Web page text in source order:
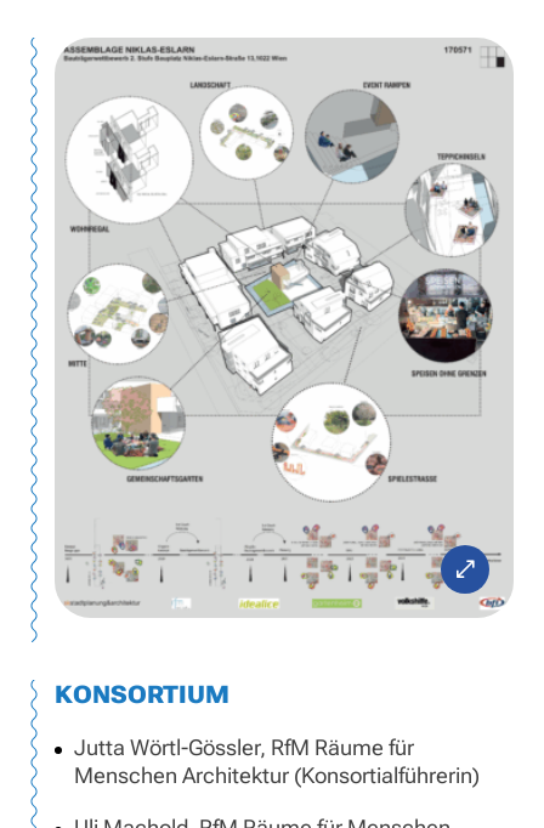
KONSORTIUM
Jutta Wörtl-Gössler, RfM Räume für
Menschen Architektur (Konsortialführerin)